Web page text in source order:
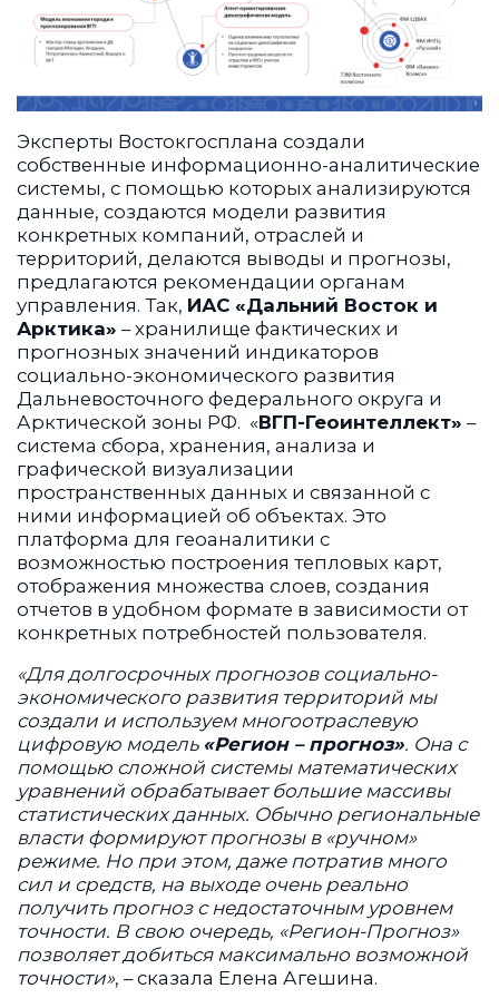
Эксперты Востокгосплана создали
собственные информационно-аналитические
системы, с помощью которых анализируются
данные, создаются модели развития
конкретных компаний, отраслей и
территорий, делаются выводы и прогнозы,
предлагаются рекомендации органам
управления. Так, ИАС «Дальний Восток и
Арктика» – хранилище фактических и
прогнозных значений индикаторов
социально-экономического развития
Дальневосточного федерального округа и
Арктической зоны РФ. «ВГП-Геоинтеллект» –
система сбора, хранения, анализа и
графической визуализации
пространственных данных и связанной с
ними информацией об объектах. Это
платформа для геоаналитики с
возможностью построения тепловых карт,
отображения множества слоев, создания
отчетов в удобном формате в зависимости от
конкретных потребностей пользователя.
«Для долгосрочных прогнозов социально-
экономического развития территорий мы
создали и используем многоотраслевую
цифровую модель «Регион – прогноз». Она с
помощью сложной системы математических
уравнений обрабатывает большие массивы
статистических данных. Обычно региональные
власти формируют прогнозы в «ручном»
режиме. Но при этом, даже потратив много
сил и средств, на выходе очень реально
получить прогноз с недостаточным уровнем
точности. В свою очередь, «Регион-Прогноз»
позволяет добиться максимально возможной
точности», – сказала Елена Агешина.